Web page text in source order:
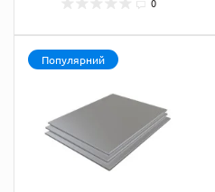
0
Популярний